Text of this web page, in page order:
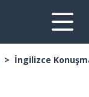
İngilizce